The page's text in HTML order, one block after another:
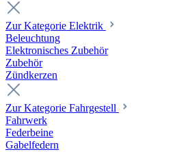
Zur Kategorie Elektrik
Beleuchtung
Elektronisches Zubehör
Zubehör
Zündkerzen
Zur Kategorie Fahrgestell
Fahrwerk
Federbeine
Gabelfedern